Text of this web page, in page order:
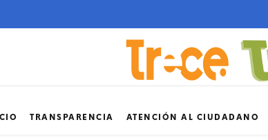
TRANSPARENCIA ATENCIÓN AL CIUDADANO